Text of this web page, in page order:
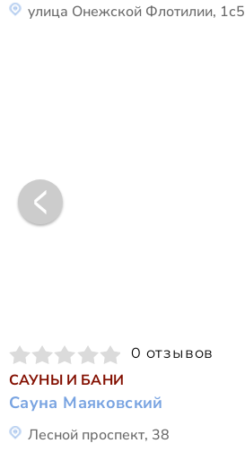
улица Онежской Флотилии, 1с5
0 отзывов
САУНЫ И БАНИ
Сауна Маяковский
Лесной проспект, 38